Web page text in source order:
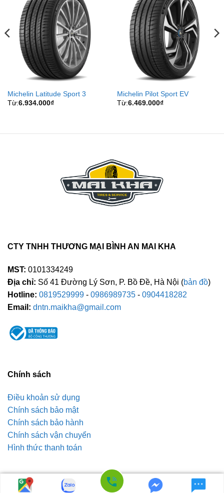
Michelin Latitude Sport 3
Từ:6.934.000₫
Michelin Pilot Sport EV
Từ:6.469.000₫
CTY TNHH THƯƠNG MẠI BÌNH AN MAI KHA
MST: 0101334249
Địa chỉ: Số 41 Đường Lý Sơn, P. Bồ Đề, Hà Nội (bản đồ)
Hotline: 0819529999 - 0986989735 - 0904418282
Email: dntn.maikha@gmail.com
Chính sách
Điều khoản sử dụng
Chính sách bảo mật
Chính sách bảo hành
Chính sách vận chuyển
Hình thức thanh toán
Copyright 2026 © Lốp xe Mai Kha